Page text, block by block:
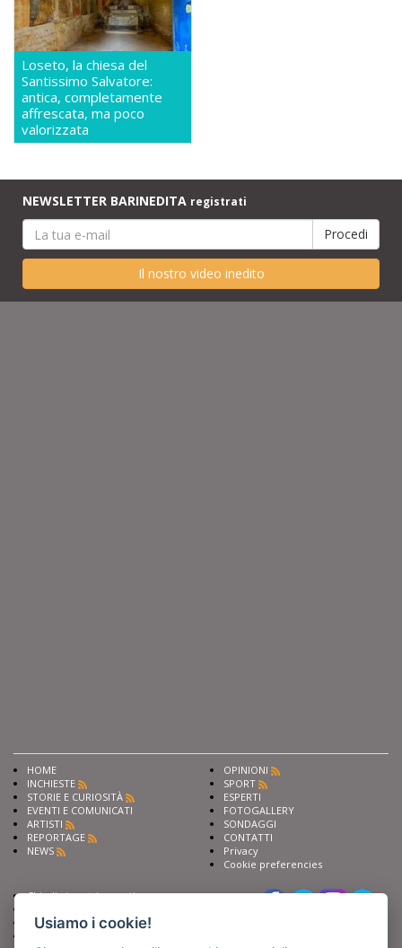
Loseto, la chiesa del
Santissimo Salvatore:
antica, completamente
affrescata, ma poco
valorizzata
NEWSLETTER BARINEDITA registrati
Il nostro video inedito
HOME
INCHIESTE
STORIE E CURIOSITÀ
EVENTI E COMUNICATI
ARTISTI
REPORTAGE
NEWS
OPINIONI
SPORT
ESPERTI
FOTOGALLERY
SONDAGGI
CONTATTI
Privacy
Cookie preferencies
Chiedi ai nostri esperti
Fai pubblicità con noi
Usiamo i cookie!